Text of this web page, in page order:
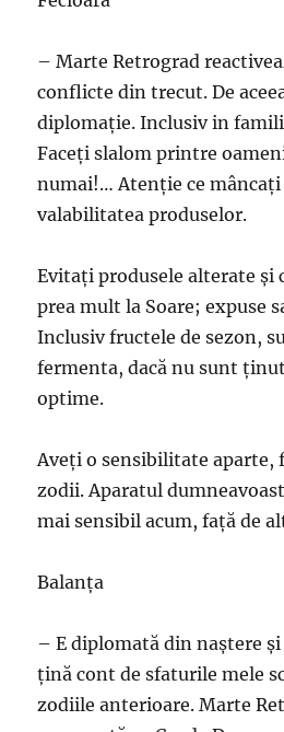
– Marte Retrograd
conflicte din trecut. De
diplomaţie. Inclusiv in
Faceţi slalom printre
numai!… Atenţie ce
valabilitatea produselor.
Evitaţi produsele alterate şi
prea mult la Soare; expuse
Inclusiv fructele de sezon,
fermenta, dacă nu sunt
optime.
Aveţi o sensibilitate aparte,
zodii. Aparatul
mai sensibil acum, faţă de
Balanţa
– E diplomată din naştere şi
ţină cont de sfaturile mele
zodiile anterioare. Marte